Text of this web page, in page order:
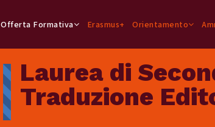
Offerta Formativa Erasmus+ Orientamento
Laurea di
Traduzione